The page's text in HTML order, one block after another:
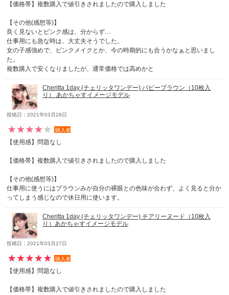
【価格帯】複数購入で値引きされましたので購入しました
【その他(感想等)】
良く見ないとピンク感は、分からず…
仕事用にも急な時は、大丈夫そうでした。
女の子感強めで、ピンクメイクとか、今の時期的にも合うかなぁと思いまし
た。
複数購入で安くなりましたが、通常価格では高めかと
Cheritta 1day (チェリッタワンデー) パピーブラウン（10枚入
り） あかちゃすイメージモデル
投稿日：2021年03月28日
購入者
【使用感】問題なし
【価格帯】複数購入で値引きされましたので購入しました
【その他(感想等)】
仕事用に使うにはブラウンみが自分の裸眼との色味が合わず、よく見ると分か
ってしまう感じなので休日用に使います。
Cheritta 1day (チェリッタワンデー) チアリーヌード（10枚入
り）あかちゃすイメージモデル
投稿日：2021年03月27日
購入者
【使用感】問題なし
【価格帯】複数購入で値引きされましたので購入しました